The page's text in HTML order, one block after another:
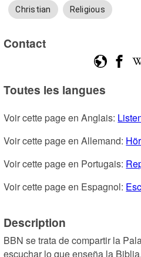
Christian Religious
Contact
Toutes les langues
Voir cette page en Anglais:
Voir cette page en Allemand:
Voir cette page en Portugais:
Voir cette page en Espagnol:
Description
BBN se trata de compartir la
escuchar lo que enseña la